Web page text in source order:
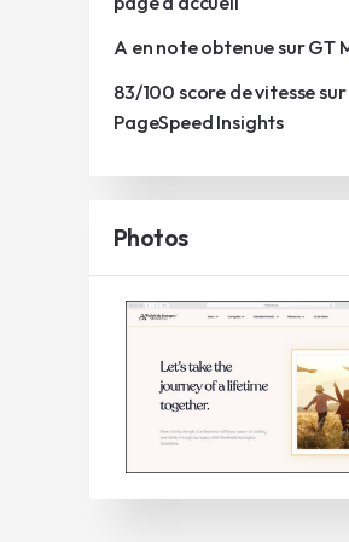
A en note obtenue sur GT
83/100 score de vitesse
PageSpeed Insights
Photos